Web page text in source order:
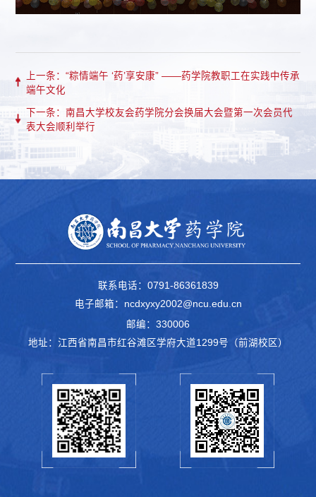
上一条：“粽情端午 ‘药’享安康” ——药学院教职工在实践中传承
端午文化
下一条：南昌大学校友会药学院分会换届大会暨第一次会员代
表大会顺利举行
联系电话：0791-86361839
电子邮箱：ncdxyxy2002@ncu.edu.cn
邮编：330006
地址：江西省南昌市红谷滩区学府大道1299号（前湖校区）